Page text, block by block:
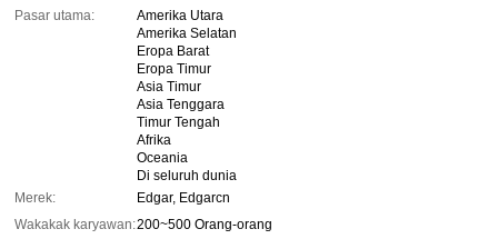
Pasar utama:
Amerika Utara
Amerika Selatan
Eropa Barat
Eropa Timur
Asia Timur
Asia Tenggara
Timur Tengah
Afrika
Oceania
Di seluruh dunia
Merek:
Edgar, Edgarcn
Wakakak karyawan:200~500 Orang-orang